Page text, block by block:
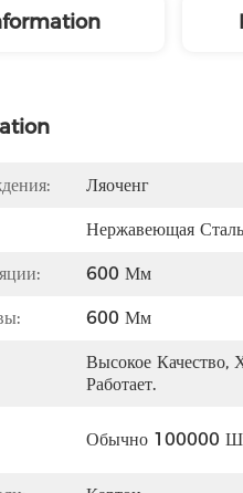
Ляоченг
Нержавеющая
600 Мм
600 Мм
Высокое Качество,
Работает.
Обычно 100000